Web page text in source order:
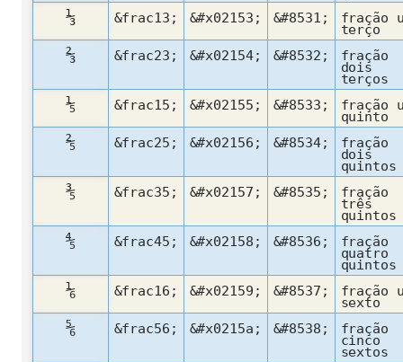
⅓ &frac13; &#x02153; &#8531; fração
terço
⅔ &frac23; &#x02154; &#8532; fração
dois
terços
⅕ &frac15; &#x02155; &#8533; fração
quinto
⅖ &frac25; &#x02156; &#8534; fração
dois
quintos
⅗ &frac35; &#x02157; &#8535; fração
três
quintos
⅘ &frac45; &#x02158; &#8536; fração
quatro
quintos
⅙ &frac16; &#x02159; &#8537; fração
sexto
⅚ &frac56; &#x0215a; &#8538; fração
cinco
sextos